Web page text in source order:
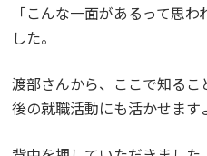
「こんな一面があるって思
した。
渡部さんから、ここで知る
後の就職活動にも活かせます